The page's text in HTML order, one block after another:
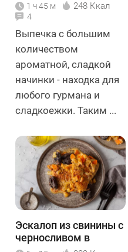
1 ч 45 м 248 Ккал
4
Выпечка с большим
количеством
ароматной, сладкой
начинки - находка для
любого гурмана и
сладкоежки. Таким ...
Эскалоп из свинины с
черносливом в